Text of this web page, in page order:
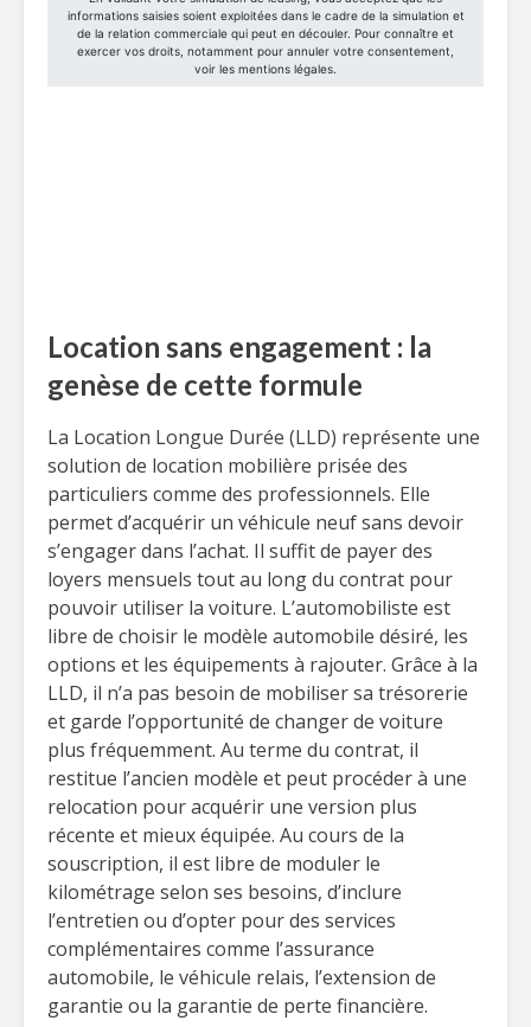
Location sans engagement : la
genèse de cette formule
La Location Longue Durée (LLD) représente une
solution de location mobilière prisée des
particuliers comme des professionnels. Elle
permet d’acquérir un véhicule neuf sans devoir
s’engager dans l’achat. Il suffit de payer des
loyers mensuels tout au long du contrat pour
pouvoir utiliser la voiture. L’automobiliste est
libre de choisir le modèle automobile désiré, les
options et les équipements à rajouter. Grâce à la
LLD, il n’a pas besoin de mobiliser sa trésorerie
et garde l’opportunité de changer de voiture
plus fréquemment. Au terme du contrat, il
restitue l’ancien modèle et peut procéder à une
relocation pour acquérir une version plus
récente et mieux équipée. Au cours de la
souscription, il est libre de moduler le
kilométrage selon ses besoins, d’inclure
l’entretien ou d’opter pour des services
complémentaires comme l’assurance
automobile, le véhicule relais, l’extension de
garantie ou la garantie de perte financière.